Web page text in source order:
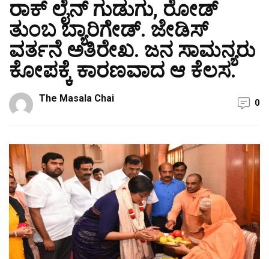
ರಾಕ್ ಲೈನ್ ಗುಡುಗು, ರೋಡ್
ತುಂಬ ಬ್ಯಾರಿಗೇಡ್. ಜೇಡಿಸ್
ವರ್ತನೆ ಅತಿರೇಖ.‌ ಜನ ಸಾಮನ್ಯರು
ಕೋಪಕ್ಕೆ ಕಾರಣವಾದ ಆ ಕೆಲಸ.
The Masala Chai 0